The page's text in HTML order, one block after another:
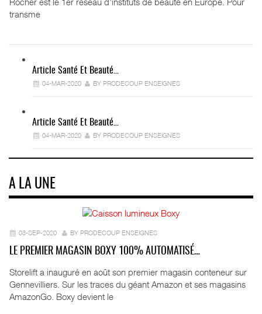
transme
Article Santé Et Beauté…
04-MAR-2020 BY PRODECOUP ENSEIGNES
Article Santé Et Beauté…
04-MAR-2020 BY PRODECOUP ENSEIGNES
A LA UNE
03-SEP-2020 BY PRODECOUP ENSEIGNES
LE PREMIER MAGASIN BOXY 100% AUTOMATISÉ…
Storelift a inauguré en août son premier magasin conteneur sur
Gennevilliers. Sur les traces du géant Amazon et ses magasins
AmazonGo. Boxy devient le